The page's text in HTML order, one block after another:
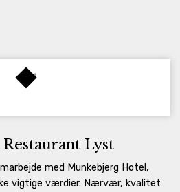
Lyst
med Munkebjerg Hotel,
vigtige værdier. Nærvær, kvalitet